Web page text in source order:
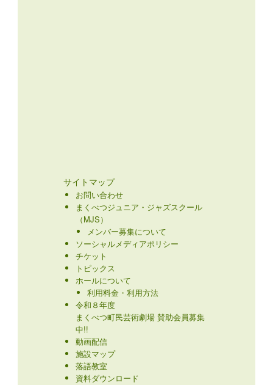
サイトマップ
お問い合わせ
まくべつジュニア・ジャズスクール
（MJS）
メンバー募集について
ソーシャルメディアポリシー
チケット
トピックス
ホールについて
利用料金・利用方法
令和８年度
まくべつ町民芸術劇場 賛助会員募集
中!!
動画配信
施設マップ
落語教室
資料ダウンロード